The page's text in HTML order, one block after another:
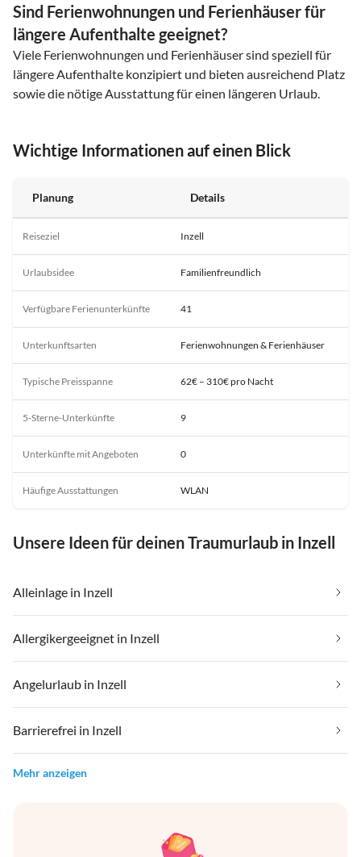
Sind Ferienwohnungen und Ferienhäuser für
längere Aufenthalte geeignet?
Viele Ferienwohnungen und Ferienhäuser sind speziell für
längere Aufenthalte konzipiert und bieten ausreichend Platz
sowie die nötige Ausstattung für einen längeren Urlaub.
Wichtige Informationen auf einen Blick
Planung Details
Reiseziel Inzell
Urlaubsidee Familienfreundlich
Verfügbare Ferienunterkünfte 41
Unterkunftsarten Ferienwohnungen & Ferienhäuser
Typische Preisspanne 62€ – 310€ pro Nacht
5-Sterne-Unterkünfte 9
Unterkünfte mit Angeboten 0
Häufige Ausstattungen WLAN
Unsere Ideen für deinen Traumurlaub in Inzell
Alleinlage in Inzell
Allergikergeeignet in Inzell
Angelurlaub in Inzell
Barrierefrei in Inzell
Mehr anzeigen